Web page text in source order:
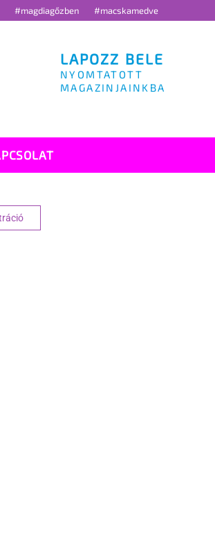
#magdiagőzben #macskamedve
LAPOZZ BELE
NYOMTATOTT
MAGAZINJAINKBA